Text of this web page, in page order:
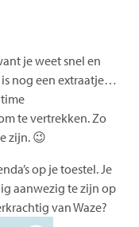
je weet snel en
nog een extraatje…
te vertrekken. Zo
zijn. 😉
op je toestel. Je
aanwezig te zijn op
van Waze?